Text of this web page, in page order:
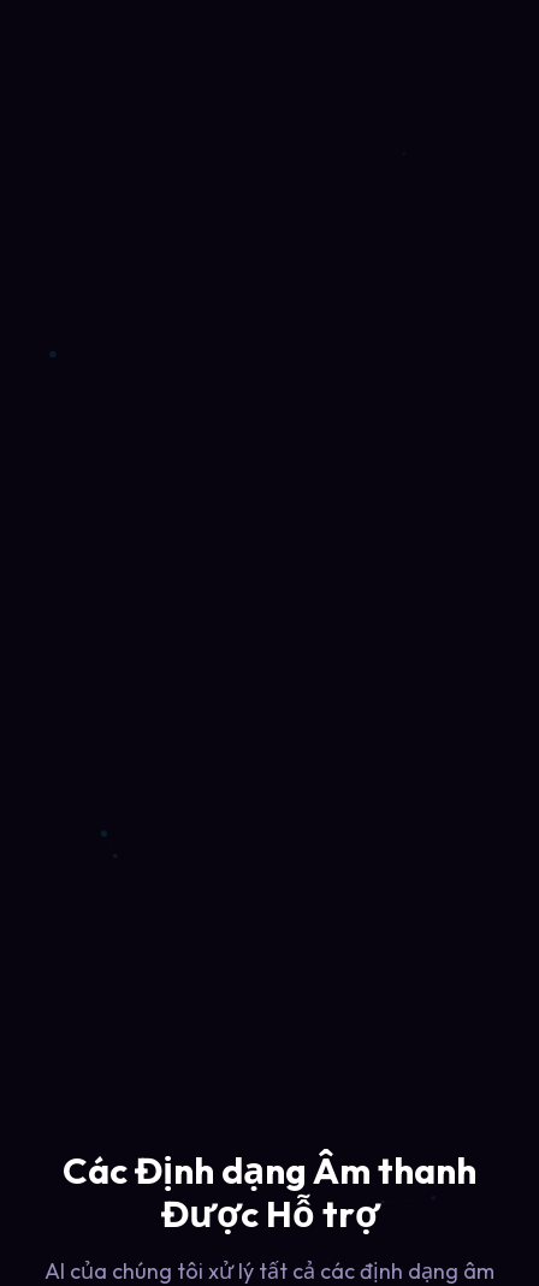
Các Định dạng Âm thanh
Được Hỗ trợ
AI của chúng tôi xử lý tất cả các định dạng âm